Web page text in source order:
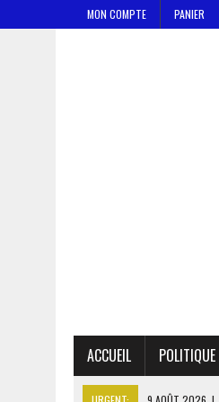
MON COMPTE PANIER
ACCUEIL POLITIQUE